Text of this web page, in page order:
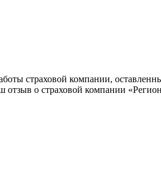
страховой компании,
о страховой компании